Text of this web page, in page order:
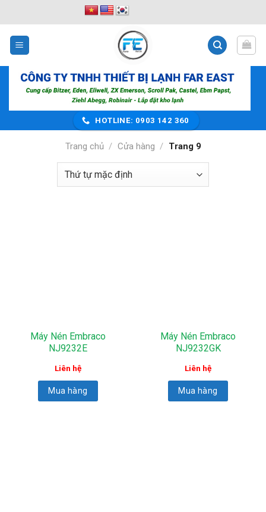
qua
nội
dung
HOTLINE: 0903 142 360
Trang chủ / Cửa hàng / Trang 9
Máy Nén Embraco
NJ9232E
Liên hệ
Mua hàng
Máy Nén Embraco
NJ9232GK
Liên hệ
Mua hàng